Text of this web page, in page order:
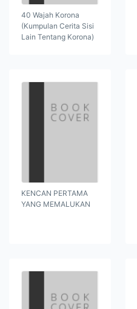
40 Wajah Korona
(Kumpulan Cerita Sisi
Lain Tentang Korona)
KENCAN PERTAMA
YANG MEMALUKAN